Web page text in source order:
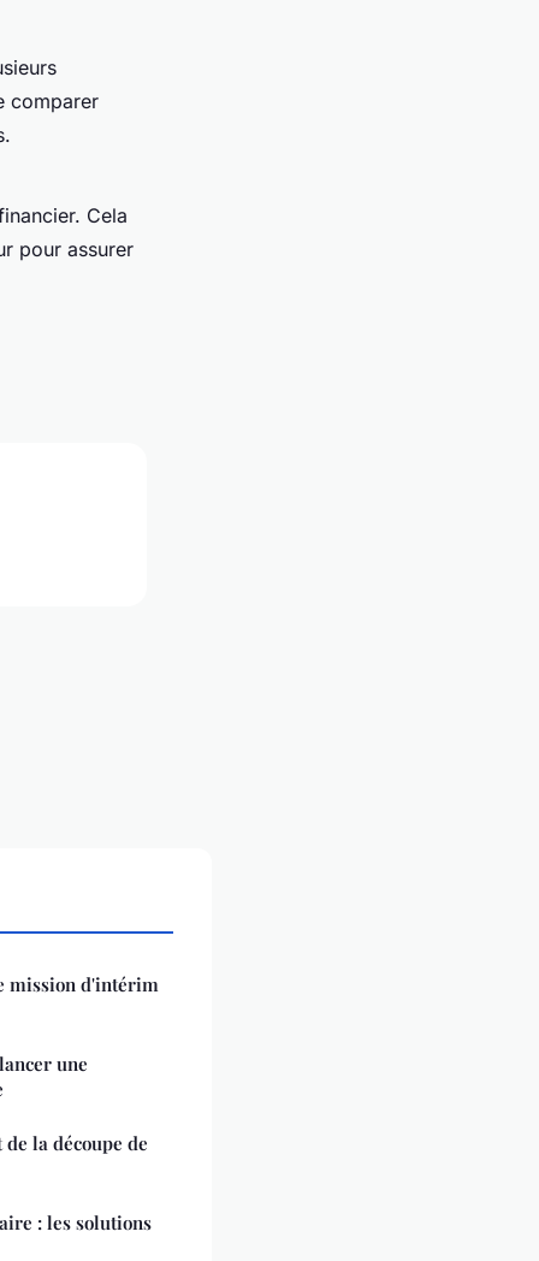
comparer
Cela
pour assurer
mission d'intérim
une
la découpe de
: les solutions